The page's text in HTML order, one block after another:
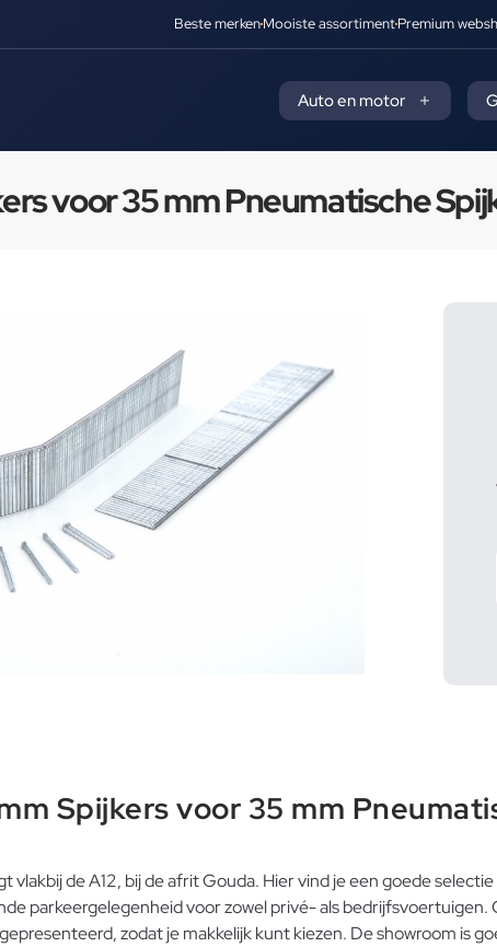
Beste merkenMooiste assortimentPremium
Auto en motor
voor 35 mm Pneumatische
Spijkers voor 35 mm
vlakbij de A12, bij de afrit Gouda. Hier vind je een goede
parkeergelegenheid voor zowel privé- als
zodat je makkelijk kunt kiezen. De showroom is